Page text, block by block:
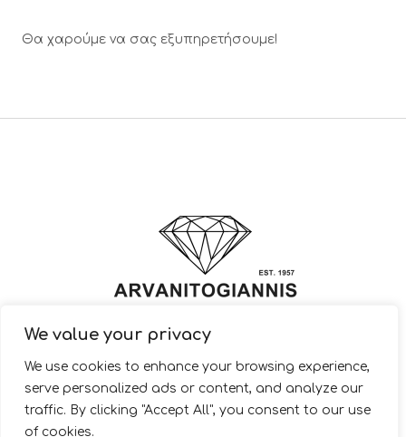
We value your privacy
We use cookies to enhance your browsing experience,
serve personalized ads or content, and analyze our
traffic. By clicking "Accept All", you consent to our use
of cookies.
Θα χαρούμε να σας εξυπηρετήσουμε!
© 2022 ARVANITOGIANNIS – Jewelry Design & Manufacturing |
JewelryShop.gr